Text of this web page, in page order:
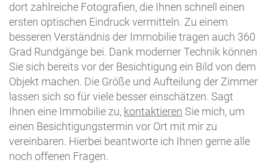
dort zahlreiche Fotografien, die Ihnen schnell einen
ersten optischen Eindruck vermitteln. Zu einem
besseren Verständnis der Immobilie tragen auch 360
Grad Rundgänge bei. Dank moderner Technik können
Sie sich bereits vor der Besichtigung ein Bild von dem
Objekt machen. Die Größe und Aufteilung der Zimmer
lassen sich so für viele besser einschätzen. Sagt
Ihnen eine Immobilie zu, kontaktieren Sie mich, um
einen Besichtigungstermin vor Ort mit mir zu
vereinbaren. Hierbei beantworte ich Ihnen gerne alle
noch offenen Fragen.